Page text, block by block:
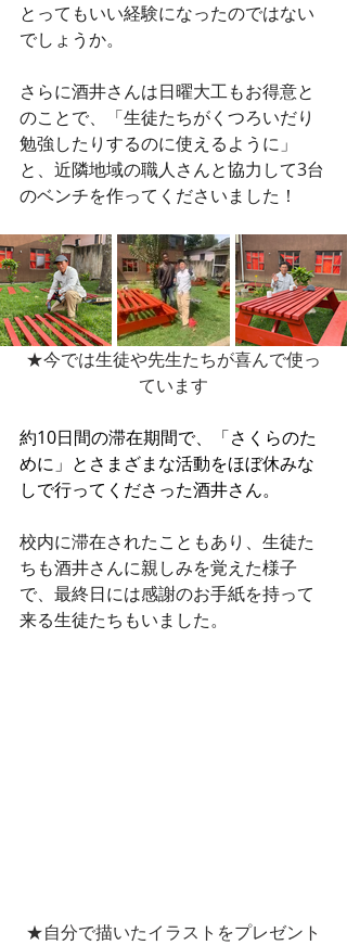
とってもいい経験になったのではない
でしょうか。
さらに酒井さんは日曜大工もお得意と
のことで、「生徒たちがくつろいだり
勉強したりするのに使えるように」
と、近隣地域の職人さんと協力して3台
のベンチを作ってくださいました！
★今では生徒や先生たちが喜んで使っ
ています
約10日間の滞在期間で、「さくらのた
めに」とさまざまな活動をほぼ休みな
しで行ってくださった酒井さん。
校内に滞在されたこともあり、生徒た
ちも酒井さんに親しみを覚えた様子
で、最終日には感謝のお手紙を持って
来る生徒たちもいました。
★自分で描いたイラストをプレゼント